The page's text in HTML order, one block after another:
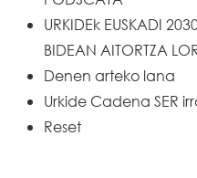
URKIDEk EUSKADI
BIDEAN AITORTZA
Denen arteko lana
Urkide Cadena SER
Reset